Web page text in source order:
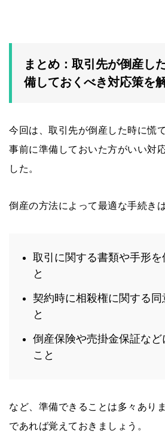
まとめ：取引先が倒産し
備しておくべき対応策を
今回は、取引先が倒産した時に慌
事前に準備しておいた方がいい対
した。
倒産の方法によって最適な手続き
取引に関する書類や手形を
と
契約時に相殺権に関する同
と
倒産保険や売掛金保証など
こと
など、準備できることは多々あり
であれば覚えておきましょう。